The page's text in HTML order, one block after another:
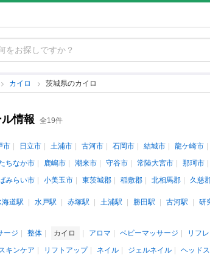
カイロ 茨城県のカイロ
情報 全19件
市 日立市 土浦市 古河市 石岡市 結城市 龍ケ崎市
ちなか市 鹿嶋市 潮来市 守谷市 常陸大宮市 那珂市
みらい市 小美玉市 東茨城郡 稲敷郡 北相馬郡 久慈
海道駅 水戸駅 赤塚駅 土浦駅 勝田駅 古河駅 研
ージ 整体 カイロ アロマ ベビーマッサージ リフ
スキンケア リフトアップ ネイル ジェルネイル ヘッド